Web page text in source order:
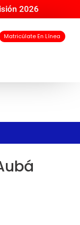
2026
Matricúlate En Línea